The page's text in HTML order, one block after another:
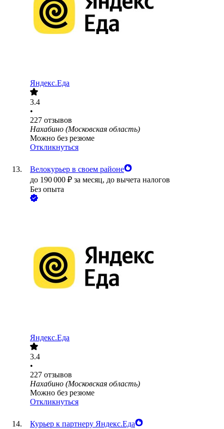
Яндекс.Еда
3.4
•
227 отзывов
Нахабино (Московская область)
Можно без резюме
Откликнуться
Велокурьер в своем районе
до 190 000 ₽ за месяц, до вычета налогов
Без опыта
Яндекс.Еда
3.4
•
227 отзывов
Нахабино (Московская область)
Можно без резюме
Откликнуться
Курьер к партнеру Яндекс.Еда